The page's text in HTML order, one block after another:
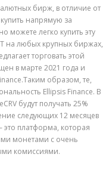
бирж, в отличие от
напрямую за
можете легко купить эту
на любых крупных биржах,
торговать этой
в марте 2021 года и
образом, те,
Ellipsis Finance. В
будут получать 25%
следующих 12 месяцев
это платформа, которая
монетами с очень
комиссиями.